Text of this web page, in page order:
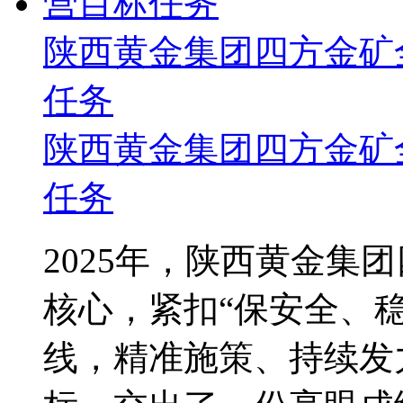
陕西黄金集团四方金
任务
陕西黄金集团四方金
任务
2025年，陕西黄金集
核心，紧扣“保安全、
线，精准施策、持续